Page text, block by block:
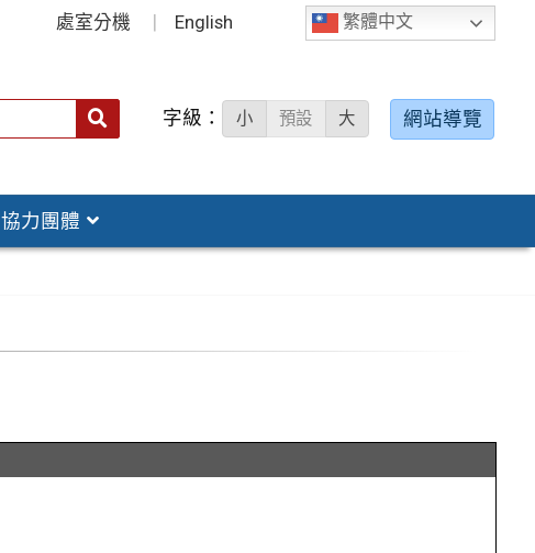
繁體中文
處室分機 English
字級： 小 預設 大 網站導覽
協力團體